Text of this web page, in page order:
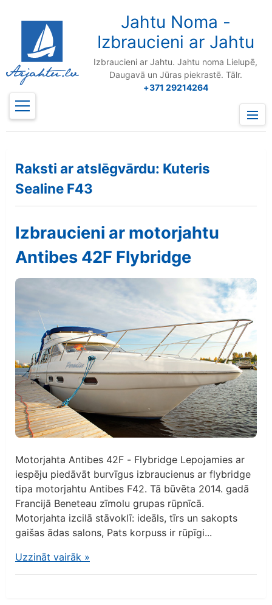
Jahtu Noma -
Izbraucieni ar Jahtu
Izbraucieni ar Jahtu. Jahtu noma Lielupē,
Daugavā un Jūras piekrastē. Tālr.
+371 29214264
Menu
Raksti ar atslēgvārdu: Kuteris
Sealine F43
Izbraucieni ar motorjahtu
Antibes 42F Flybridge
Motorjahta Antibes 42F - Flybridge Lepojamies ar
iespēju piedāvāt burvīgus izbraucienus ar flybridge
tipa motorjahtu Antibes F42. Tā būvēta 2014. gadā
Francijā Beneteau zīmolu grupas rūpnīcā.
Motorjahta izcilā stāvoklī: ideāls, tīrs un sakopts
gaišas ādas salons, Pats korpuss ir rūpīgi...
Uzzināt vairāk »